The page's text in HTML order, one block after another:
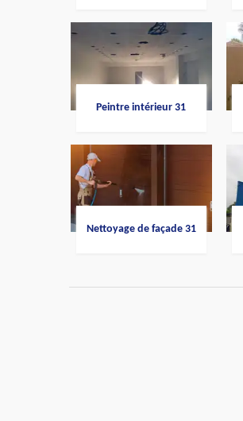
Peintre intérieur 31
Nettoyage de façade 31